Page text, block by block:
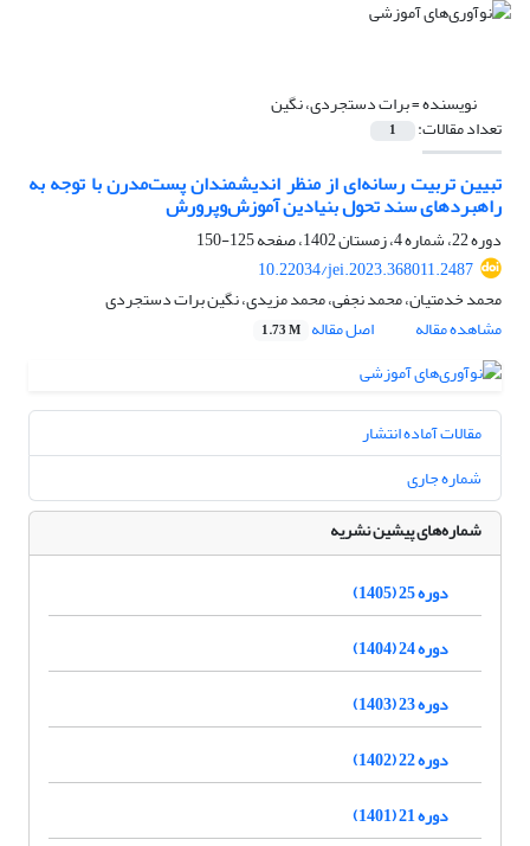
نویسنده =برات دستجردی، نگین
تعداد مقالات: 1
تبیین تربیت رسانه‌‏ای از منظر اندیشمندان پست‌‏مدرن با توجه به
راهبردهای سند تحول بنیادین آموزش‌‏وپرورش
دوره 22، شماره 4، زمستان 1402، صفحه
125-150
10.22034/jei.2023.368011.2487
محمد خدمتیان، محمد نجفی، محمد مزیدی، نگین برات دستجردی
مشاهده مقاله
اصل مقاله 1.73 M
مقالات آماده انتشار
شماره جاری
شماره‌های پیشین نشریه
دوره 25 (1405)
دوره 24 (1404)
دوره 23 (1403)
دوره 22 (1402)
دوره 21 (1401)